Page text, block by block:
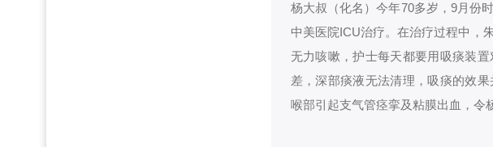
杨大叔（化名）今年70多岁，9月份
中美医院ICU治疗。在治疗过程中，
无力咳嗽，护士每天都要用吸痰装
差，深部痰液无法清理，吸痰的效
喉部引起支气管痉挛及粘膜出血，令